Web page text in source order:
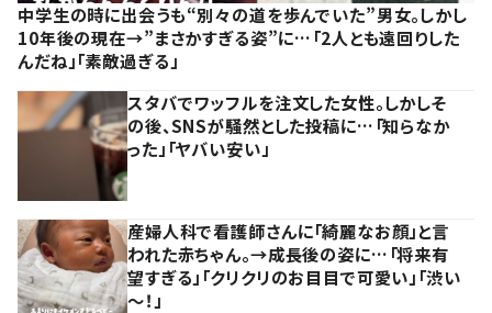
中学生の時に出会うも“別々の道を歩んでいた”男女。しかし
10年後の現在→”まさかすぎる姿”に…「2人とも遠回りした
んだね」「素敵過ぎる」
スタバでワッフルを注文した女性。しかしそ
の後、SNSが騒然とした投稿に…「知らなか
った」「ヤバい安い」
産婦人科で看護師さんに「綺麗なお顔」と言
われた赤ちゃん。→成長後の姿に…「将来有
望すぎる」「クリクリのお目目で可愛い」「渋い
～！」